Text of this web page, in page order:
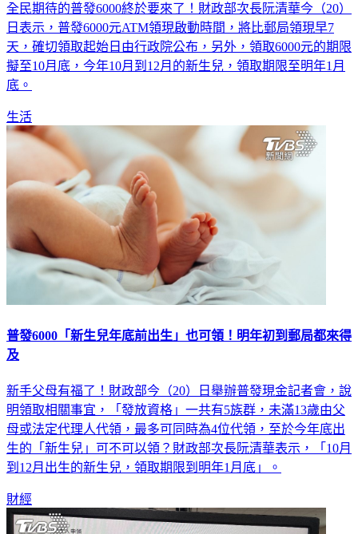
全民期待的普發6000終於要來了！財政部次長阮清華今（20）
日表示，普發6000元ATM領現啟動時間，將比郵局領現早7
天，確切領取起始日由行政院公布，另外，領取6000元的期限
擬至10月底，今年10月到12月的新生兒，領取期限至明年1月
底。
生活
普發6000「新生兒年底前出生」也可領！明年初到郵局都來得
及
新手父母有福了！財政部今（20）日舉辦普發現金記者會，說
明領取相關事宜，「發放資格」一共有5族群，未滿13歲由父
母或法定代理人代領，最多可同時為4位代領，至於今年底出
生的「新生兒」可不可以領？財政部次長阮清華表示，「10月
到12月出生的新生兒，領取期限到明年1月底」。
財經